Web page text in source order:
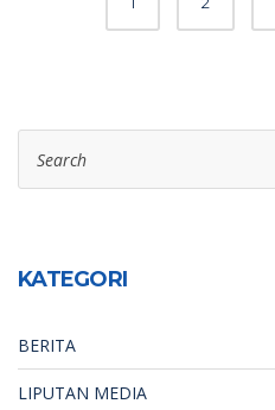
navigation
for:
KATEGORI
BERITA
LIPUTAN MEDIA